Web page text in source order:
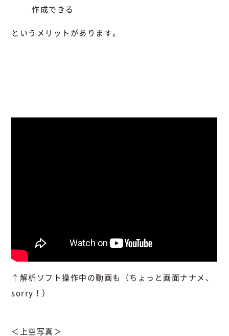
作成できる
というメリットがあります。
↑解析ソフト操作中の動画も（ちょっと画面ナナメ、
sorry！）
＜上空写真＞